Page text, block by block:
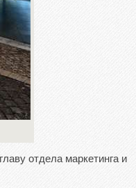
отдела маркетинга и